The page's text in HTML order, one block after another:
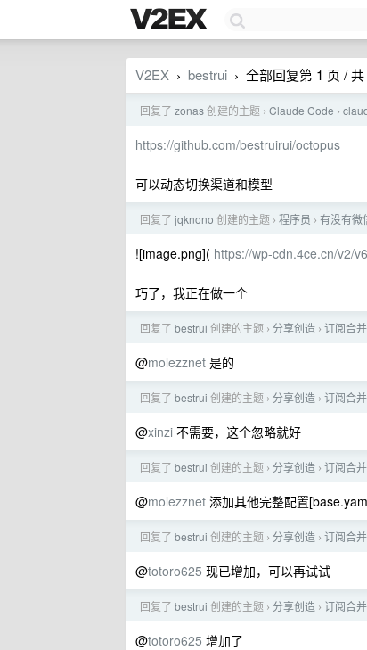
V2EX › bestrui › 全部回复第 1 页 / 共
回复了 zonas创建的主题 › Claude Code ›
https://github.com/bestruirui/octopus
可以动态切换渠道和模型
回复了 jqknono 创建的主题 › 程序员 › 有没有微
![image.png]( https://wp-cdn.4ce.cn/v2/
巧了，我正在做一个
回复了 bestrui 创建的主题 › 分享创造 › 订阅合
@molezznet 是的
回复了 bestrui 创建的主题 › 分享创造 › 订阅合
@xinzi 不需要，这个忽略就好
回复了 bestrui 创建的主题 › 分享创造 › 订阅合
@molezznet 添加其他完整配置
回复了 bestrui 创建的主题 › 分享创造 › 订阅合
@totoro625 现已增加，可以再试试
回复了 bestrui 创建的主题 › 分享创造 › 订阅合
@totoro625 增加了